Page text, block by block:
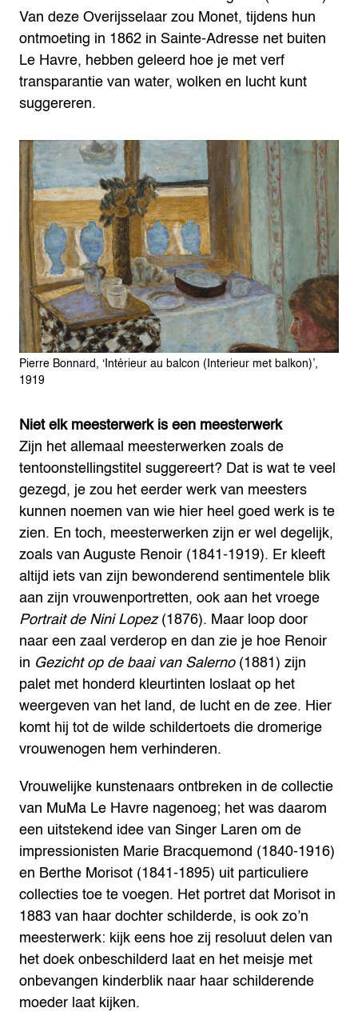
Van deze Overijsselaar zou Monet, tijdens hun
ontmoeting in 1862 in Sainte-Adresse net buiten
Le Havre, hebben geleerd hoe je met verf
transparantie van water, wolken en lucht kunt
suggereren.
Pierre Bonnard, ‘Intérieur au balcon (Interieur met balkon)’,
1919
Niet elk meesterwerk is een meesterwerk
Zijn het allemaal meesterwerken zoals de
tentoonstellingstitel suggereert? Dat is wat te veel
gezegd, je zou het eerder werk van meesters
kunnen noemen van wie hier heel goed werk is te
zien. En toch, meesterwerken zijn er wel degelijk,
zoals van Auguste Renoir (1841-1919). Er kleeft
altijd iets van zijn bewonderend sentimentele blik
aan zijn vrouwenportretten, ook aan het vroege
Portrait de Nini Lopez(1876). Maar loop door
naar een zaal verderop en dan zie je hoe Renoir
in Gezicht op de baai van Salerno(1881) zijn
palet met honderd kleurtinten loslaat op het
weergeven van het land, de lucht en de zee. Hier
komt hij tot de wilde schildertoets die dromerige
vrouwenogen hem verhinderen.
Vrouwelijke kunstenaars ontbreken in de collectie
van MuMa Le Havre nagenoeg; het was daarom
een uitstekend idee van Singer Laren om de
impressionisten Marie Bracquemond (1840-1916)
en Berthe Morisot (1841-1895) uit particuliere
collecties toe te voegen. Het portret dat Morisot in
1883 van haar dochter schilderde, is ook zo’n
meesterwerk: kijk eens hoe zij resoluut delen van
het doek onbeschilderd laat en het meisje met
onbevangen kinderblik naar haar schilderende
moeder laat kijken.